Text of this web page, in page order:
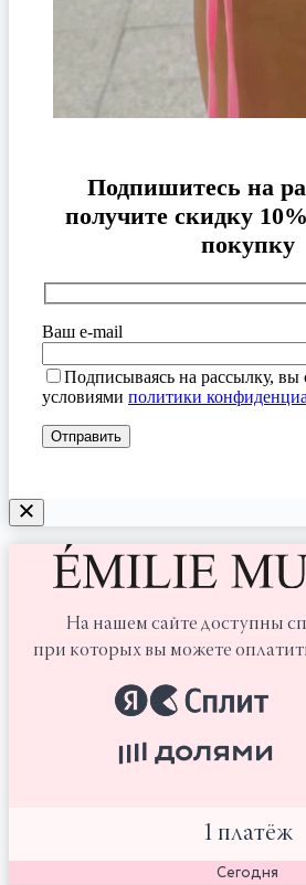
Подпишитесь на
получите скидку
покупку
Ваш e-mail
Подписываясь на рассылку, вы
условиями политики
На нашем сайте доступны
при которых вы можете
1 платёж
Сегодня